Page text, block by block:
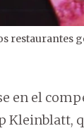
restaurantes
en el